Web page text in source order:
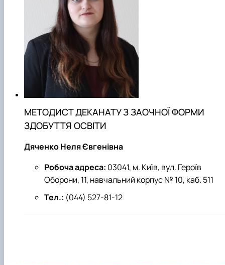
МЕТОДИСТ ДЕКАНАТУ З ЗАОЧНОЇ ФОРМИ
ЗДОБУТТЯ ОСВІТИ
Дяченко Неля Євгенівна
Робоча адреса: 03041, м. Київ, вул. Героїв
Оборони, 11, навчальний корпус № 10, каб. 511
Тел.: (044) 527-81-12